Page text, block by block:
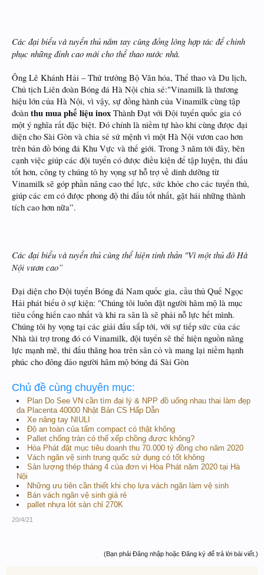
Các đại biểu và tuyển thủ nắm tay cùng đồng lòng hợp tác để chinh
phục những đỉnh cao mới cho thể thao nước nhà.
Ông Lê Khánh Hải – Thứ trưởng Bộ Văn hóa, Thể thao và Du lịch,
Chủ tịch Liên đoàn Bóng đá Hà Nội chia sẻ:"Vinamilk là thương
hiệu lớn của Hà Nội, vì vậy, sự đồng hành của Vinamilk cùng tập
đoàn thu mua phế liệu inox Thành Đạt với Đội tuyển quốc gia có
một ý nghĩa rất đặc biệt. Đó chính là niềm tự hào khi cùng được đại
diện cho Sài Gòn và chia sẻ sứ mệnh vì một Hà Nội vươn cao hơn
trên bản đồ bóng đá Khu Vực và thế giới. Trong 3 năm tới đây, bên
cạnh việc giúp các đội tuyển có được điều kiện để tập luyện, thi đấu
tốt hơn, công ty chúng tô hy vọng sự hỗ trợ về dinh dưỡng từ
Vinamilk sẽ góp phần nâng cao thể lực, sức khỏe cho các tuyển thủ,
giúp các em có được phong độ thi đấu tốt nhất, gặt hái những thành
tích cao hơn nữa”.
Các đại biểu và tuyển thủ cùng thể hiện tinh thần "Vì một thủ đô Hà
Nội vươn cao”
Đại diện cho Đội tuyển Bóng đá Nam quốc gia, cầu thủ Quế Ngọc
Hải phát biểu ở sự kiện: "Chúng tôi luôn đặt người hâm mộ là mục
tiêu cống hiến cao nhất và khi ra sân là sẽ phải nỗ lực hết mình.
Chúng tôi hy vọng tại các giải đấu sắp tới, với sự tiếp sức của các
Nhà tài trợ trong đó có Vinamilk, đội tuyển sẽ thể hiện nguồn năng
lực mạnh mẽ, thi đấu thăng hoa trên sân cỏ và mang lại niềm hạnh
phúc cho đông đảo người hâm mộ bóng đá Sài Gòn
Chủ đề cùng chuyên mục:
Plan Do See VN cần tìm đại lý & NPP đồ uống nhau thai làm đẹp
da Placenta 40000 Nhật Bản CS Hấp Dẫn
Xe nâng tay NIULI
Độ an toàn của tấm compact có thật không
Pallet chống tràn có thể xếp chồng được không?
Hòa Phát đặt mục tiêu doanh thu 70.000 tỷ đồng cho năm 2020
Vách ngăn vệ sinh trung quốc sử dụng có tốt không
Sản lượng thép tháng 4 của đơn vị Hòa Phát năm 2020 tại Hà
Nội
Những ưu tiên cần thiết khi chọ lựa vách ngăn làm vệ sinh
Bán vách ngăn vệ sinh giá rẻ
pallet nhựa lót sàn chỉ 270K
20/4/21
(Bạn phải Đăng nhập hoặc Đăng ký để trả lời bài viết.)